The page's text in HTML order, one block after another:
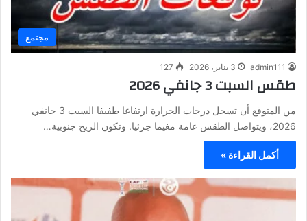
مجتمع
admin111 3 يناير، 2026 127
طقس السبت 3 جانفي 2026
من المتوقع أن تسجل درجات الحرارة ارتفاعا طفيفا السبت 3 جانفي
2026، ويتواصل الطقس عامة مغيما جزئيا. وتكون الريح جنوبية…
أكمل القراءة »